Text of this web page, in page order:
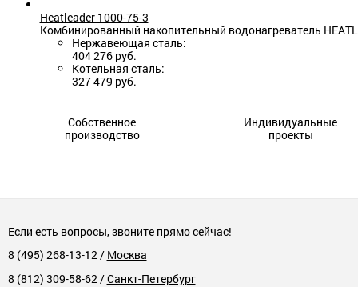
Heatleader 1000-75-3
Комбинированный накопительный водонагреватель
Нержавеющая сталь:
404 276 руб.
Котельная сталь:
327 479 руб.
Собственное
производство
Индивидуальные
проекты
Если есть вопросы, звоните прямо сейчас!
8 (495) 268-13-12/ Москва
8 (812) 309-58-62/Санкт-Петербург